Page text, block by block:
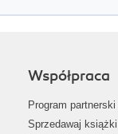
Współpraca
Program
Sprzedawaj